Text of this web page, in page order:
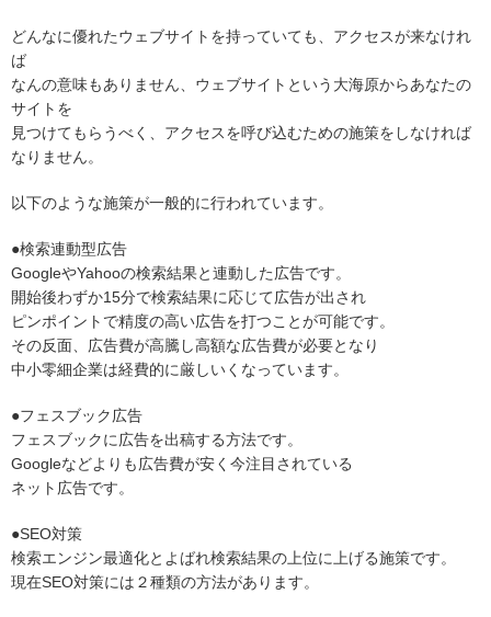
どんなに優れたウェブサイトを持っていても、アクセスが来なけれ
ば
なんの意味もありません、ウェブサイトという大海原からあなたの
サイトを
見つけてもらうべく、アクセスを呼び込むための施策をしなければ
なりません。
以下のような施策が一般的に行われています。
●検索連動型広告
GoogleやYahooの検索結果と連動した広告です。
開始後わずか15分で検索結果に応じて広告が出され
ピンポイントで精度の高い広告を打つことが可能です。
その反面、広告費が高騰し高額な広告費が必要となり
中小零細企業は経費的に厳しいくなっています。
●フェスブック広告
フェスブックに広告を出稿する方法です。
Googleなどよりも広告費が安く今注目されている
ネット広告です。
●SEO対策
検索エンジン最適化とよばれ検索結果の上位に上げる施策です。
現在SEO対策には２種類の方法があります。